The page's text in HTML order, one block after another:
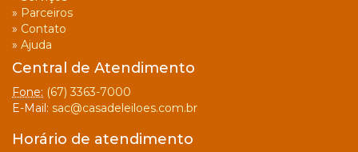
» Parceiros
» Contato
» Ajuda
Central de Atendimento
Fone: (67) 3363-7000
E-Mail: sac@casadeleiloes.com.br
Horário de atendimento